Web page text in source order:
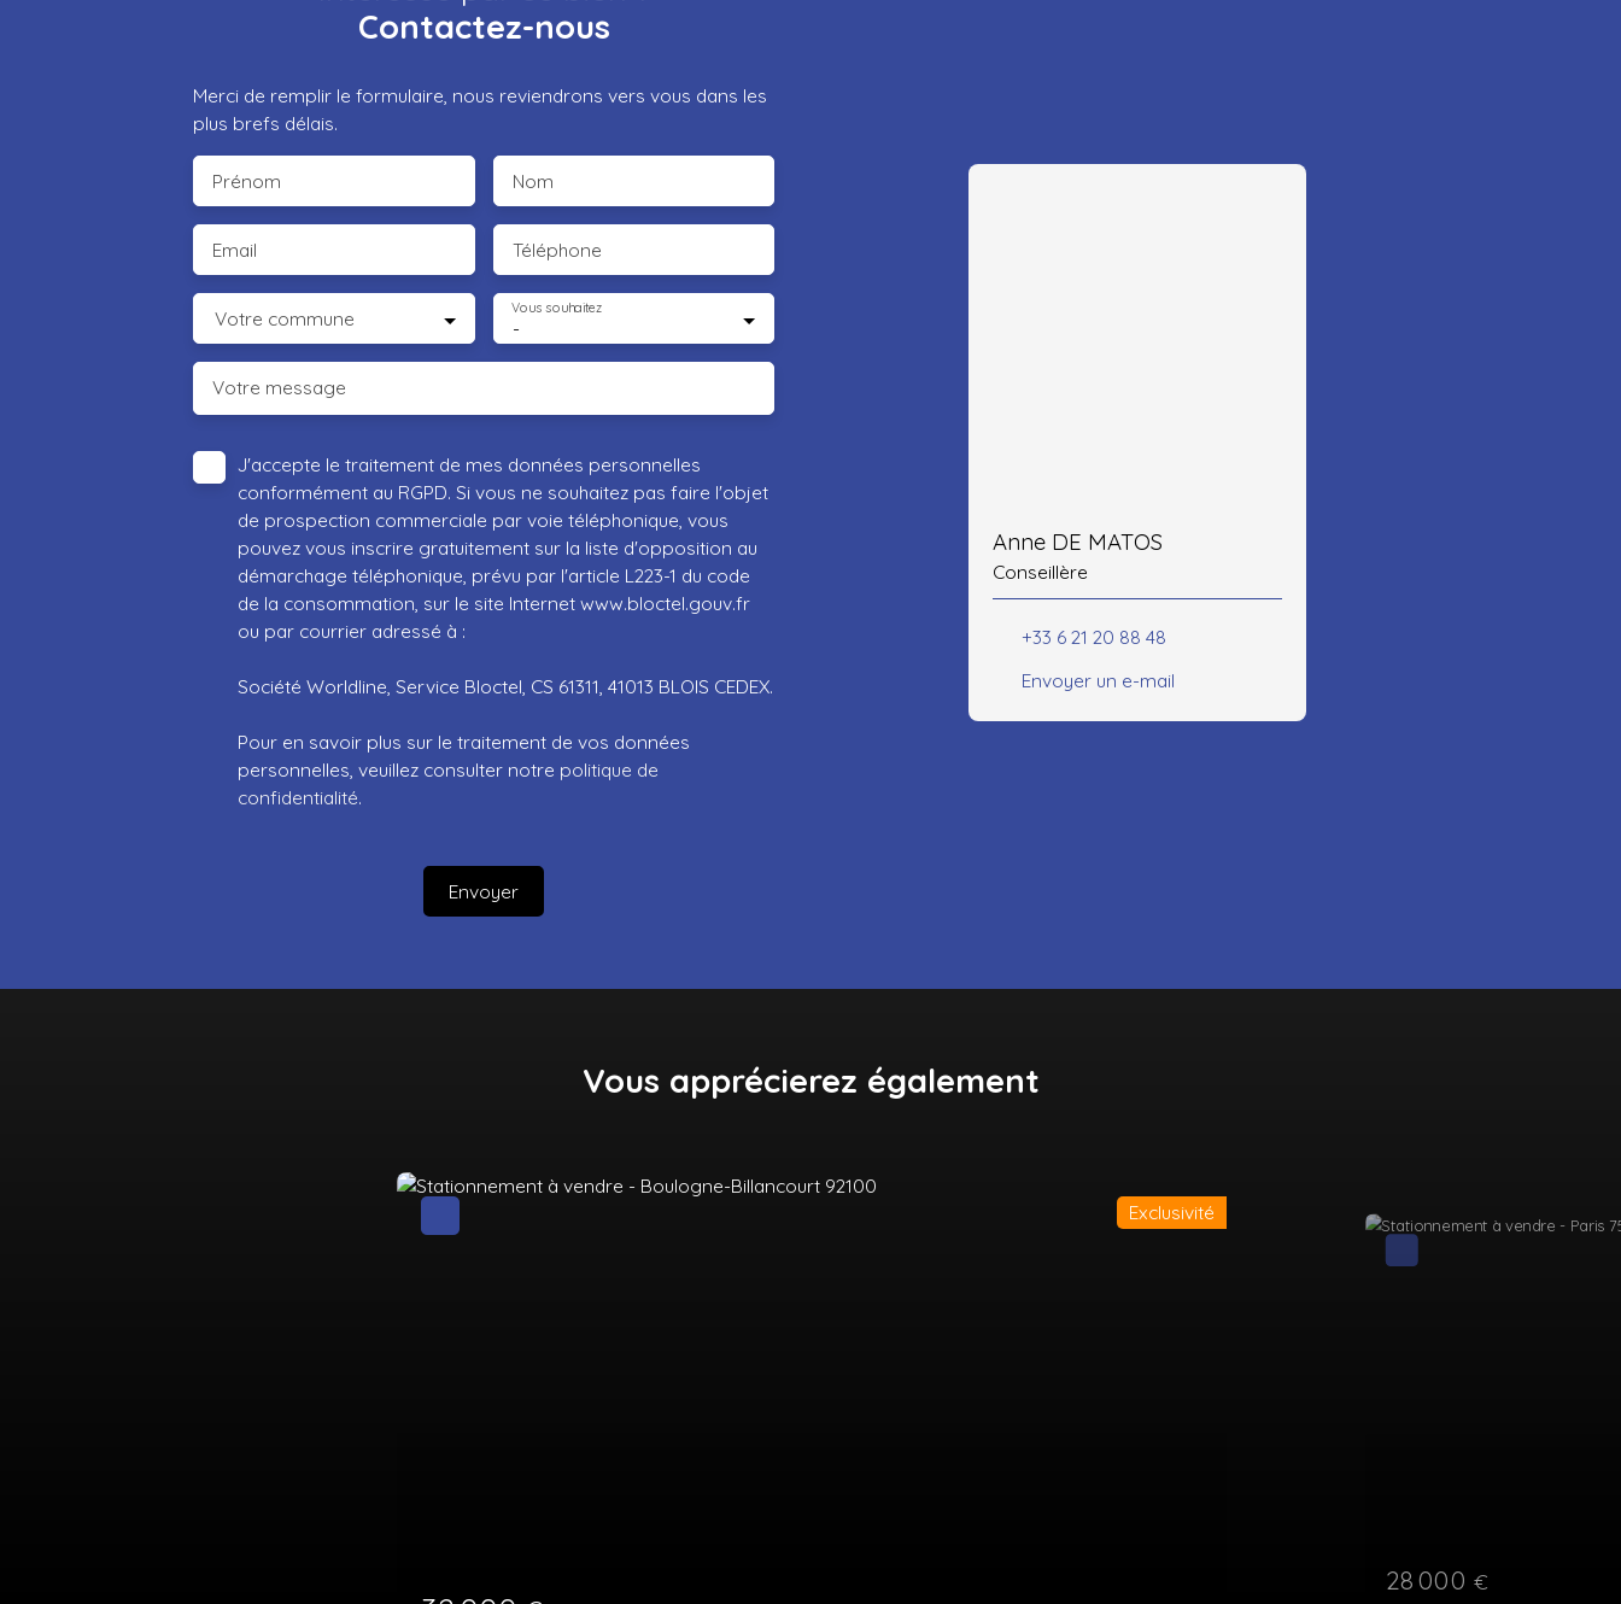
Contactez-nous
Merci de remplir le formulaire, nous reviendrons vers vous dans les
plus brefs délais.
Prénom Nom
Email Téléphone
Votre commune -
Vous souhaitez
Votre message
J'accepte le traitement de mes données personnelles
conformément au RGPD. Si vous ne souhaitez pas faire l'objet
de prospection commerciale par voie téléphonique, vous
pouvez vous inscrire gratuitement sur la liste d'opposition au
démarchage téléphonique, prévu par l'article L223-1 du code
de la consommation, sur le site Internet www.bloctel.gouv.fr
ou par courrier adressé à :
Société Worldline, Service Bloctel, CS 61311, 41013 BLOIS CEDEX.
Pour en savoir plus sur le traitement de vos données
personnelles, veuillez consulter notre politique de
confidentialité.
Envoyer
Anne DE MATOS
Conseillère
+33 6 21 20 88 48
Envoyer un e-mail
Vous apprécierez également
Exclusivité
25 000 €